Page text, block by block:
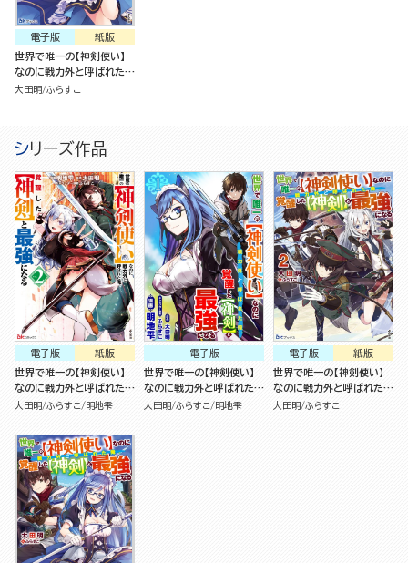
紙版
電子版
世界で唯一の【神剣使い】
なのに戦力外と呼ばれた
俺、覚醒した【神剣】と最強
大田明 ふらすこ
シリーズ作品
紙版
電子版
世界で唯一の【神剣使い】
なのに戦力外と呼ばれた
俺、覚醒した【神剣】と最強
大田明 ふらすこ 明地雫
電子版
世界で唯一の【神剣使い】
なのに戦力外と呼ばれた
俺、覚醒した【神剣】と最強
大田明 ふらすこ 明地雫
紙版
電子版
世界で唯一の【神剣使い】
なのに戦力外と呼ばれた
俺、覚醒した【神剣】と最強
大田明 ふらすこ